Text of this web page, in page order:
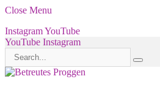
Close Menu
InstagramYouTube
YouTube Instagram